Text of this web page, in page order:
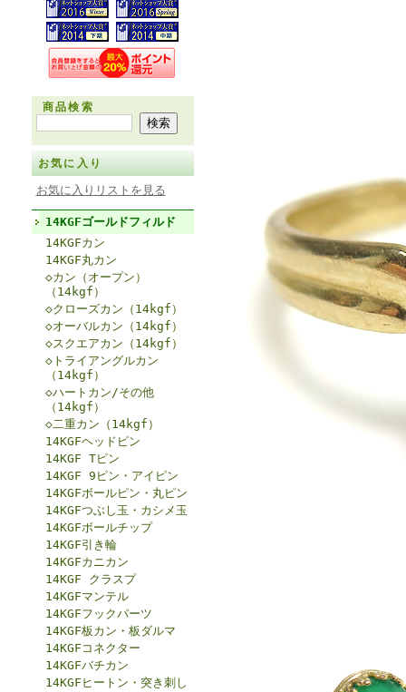
商品検索
お気に入り
お気に入りリストを見る
14KGFゴールドフィルド
14KGFカン
14KGF丸カン
◇カン（オープン）
（14kgf）
◇クローズカン（14kgf）
◇オーバルカン（14kgf）
◇スクエアカン（14kgf）
◇トライアングルカン
（14kgf）
◇ハートカン/その他
（14kgf）
◇二重カン（14kgf）
14KGFヘッドピン
14KGF Tピン
14KGF 9ピン・アイピン
14KGFボールピン・丸ピン
14KGFつぶし玉・カシメ玉
14KGFボールチップ
14KGF引き輪
14KGFカニカン
14KGF クラスプ
14KGFマンテル
14KGFフックパーツ
14KGF板カン・板ダルマ
14KGFコネクター
14KGFバチカン
14KGFヒートン・突き刺し